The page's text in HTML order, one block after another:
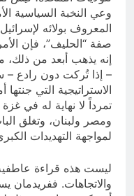
وعي النخبة السياسية
المعروف بولائه
صفة “الحليف”، فإن
إنه يذهب أبعد من
– إذا تُركت دون رادع
الاستراتيجية التي
تمرداً لا نهاية له في
ومصر ولبنان، وتغلق
لمواجهة التهديدات
ليست هذه قراءة
والاتجاهات. ففريدمان